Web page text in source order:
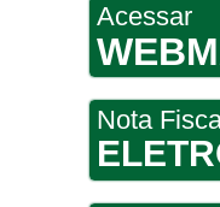
Acessar
Nota